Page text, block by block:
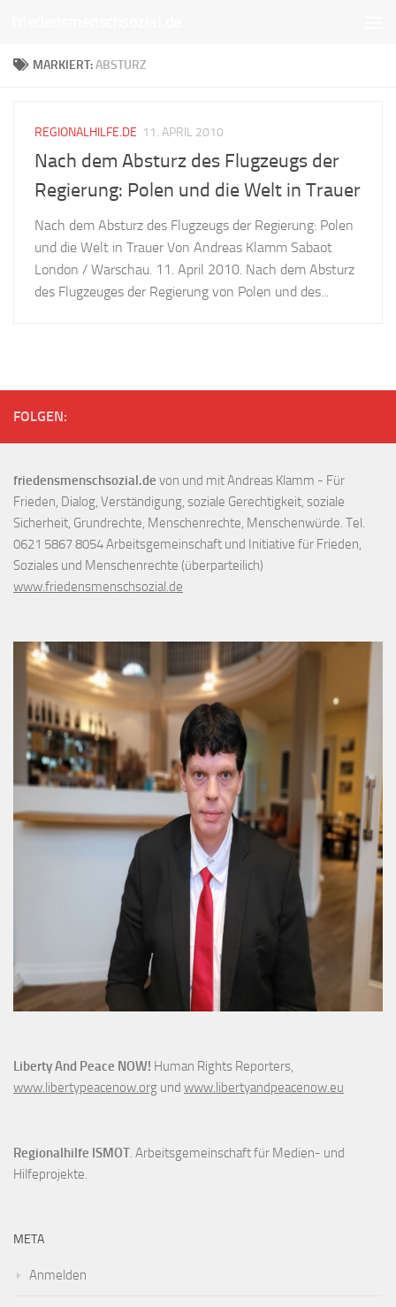
MARKIERT:ABSTURZ
REGIONALHILFE.DE 11. APRIL 2010
Nach dem Absturz des Flugzeugs der
Regierung: Polen und die Welt in Trauer
Nach dem Absturz des Flugzeugs der Regierung: Polen
und die Welt in Trauer Von Andreas Klamm Sabaot
London / Warschau. 11. April 2010. Nach dem Absturz
des Flugzeuges der Regierung von Polen und des...
FOLGEN:
friedensmenschsozial.de von und mit Andreas Klamm - Für
Frieden, Dialog, Verständigung, soziale Gerechtigkeit, soziale
Sicherheit, Grundrechte, Menschenrechte, Menschenwürde. Tel.
0621 5867 8054 Arbeitsgemeinschaft und Initiative für Frieden,
Soziales und Menschenrechte (überparteilich)
www.friedensmenschsozial.de
Liberty And Peace NOW! Human Rights Reporters,
www.libertypeacenow.org und www.libertyandpeacenow.eu
Regionalhilfe ISMOT. Arbeitsgemeinschaft für Medien- und
Hilfeprojekte.
META
Anmelden